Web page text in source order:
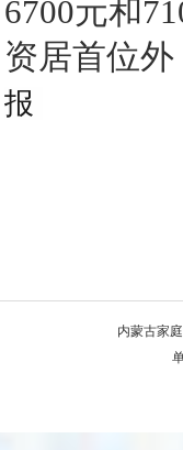
6700元和
资居首位
报
内蒙古家